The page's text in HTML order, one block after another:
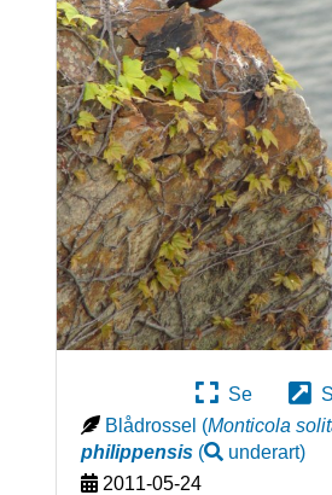
Se
Blådrossel (Monticola
philippensis( underart)
2011-05-24